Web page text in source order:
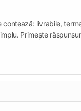
livrabile,
Primește